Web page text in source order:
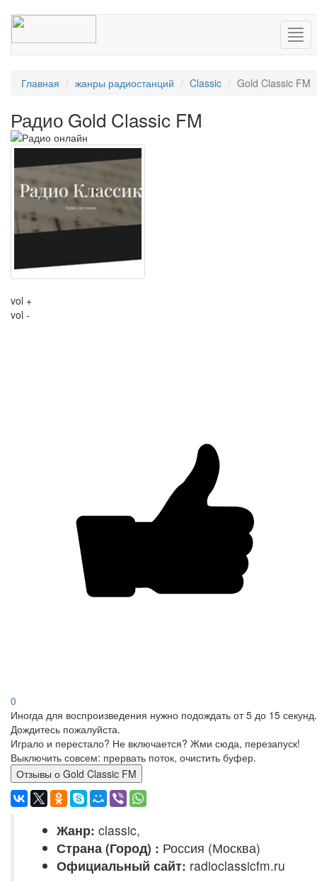
Главная жанры радиостанций Classic Gold Classic FM
Радио Gold Classic FM
vol +
vol -
0
Иногда для воспроизведения нужно подождать от 5 до 15 секунд.
Дождитесь пожалуйста.
Играло и перестало? Не включается? Жми сюда, перезапуск!
Выключить совсем: прервать поток, очистить буфер.
Отзывы о Gold Classic FM
Жанр: classic,
Страна (Город) : Россия (Москва)
Официальный сайт: radioclassicfm.ru